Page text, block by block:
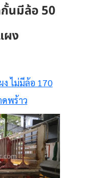
นมีล้อ 50
ผง
ไม่มีล้อ 170
ดพร้าว